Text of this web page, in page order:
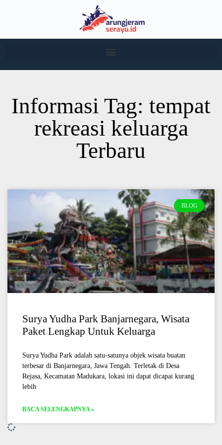
Informasi Tag: tempat
rekreasi keluarga
Terbaru
BLOG
Surya Yudha Park Banjarnegara, Wisata
Paket Lengkap Untuk Keluarga
Surya Yudha Park adalah satu-satunya objek wisata buatan
terbesar di Banjarnegara, Jawa Tengah. Terletak di Desa
Rejasa, Kecamatan Madukara, lokasi ini dapat dicapai kurang
lebih
BACA SELENGKAPNYA »